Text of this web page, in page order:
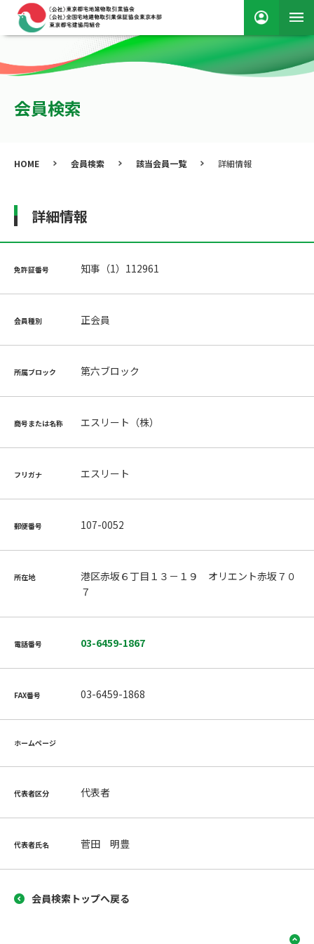
会員検索
HOME 会員検索 該当会員一覧 詳細情報
詳細情報
免許証番号 知事（1）112961
会員種別 正会員
所属ブロック 第六ブロック
商号または名称 エスリート（株）
フリガナ エスリート
郵便番号 107-0052
所在地
港区赤坂６丁目１３－１９ オリエント赤坂７０
７
電話番号 03-6459-1867
FAX番号 03-6459-1868
ホームページ
代表者区分 代表者
代表者氏名 菅田 明豊
会員検索トップへ戻る